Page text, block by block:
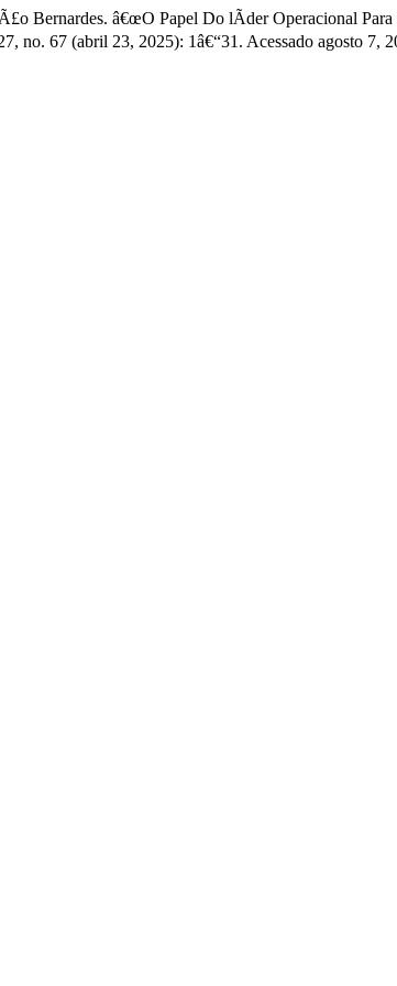
Bernardes. â€œO Papel Do lÃ­der Operacional
no. 67 (abril 23, 2025): 1â€“31. Acessado agosto 7,